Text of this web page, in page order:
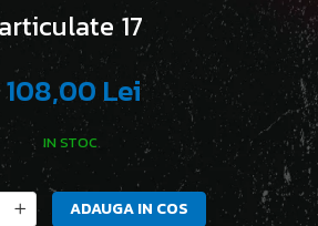
articulate 17
108,00 Lei
IN STOC
ADAUGA IN COS